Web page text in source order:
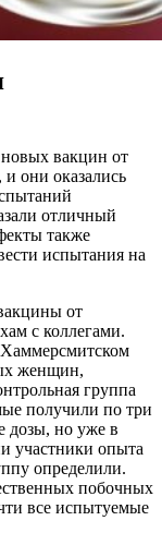
вакцин от
они оказались
отличный
также
испытания на
от
с коллегами.
женщин,
группа
получили по три
дозы, но уже в
участники опыта
определили.
побочных
все испытуемые